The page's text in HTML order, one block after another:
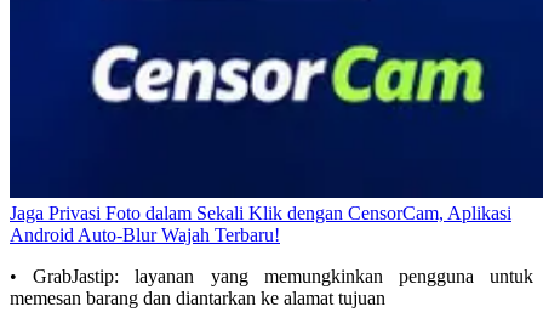
Jaga Privasi Foto dalam Sekali Klik dengan CensorCam, Aplikasi
Android Auto-Blur Wajah Terbaru!
• GrabJastip: layanan yang memungkinkan pengguna untuk
memesan barang dan diantarkan ke alamat tujuan